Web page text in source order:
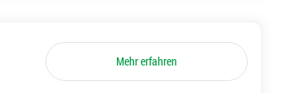
Mehr erfahren